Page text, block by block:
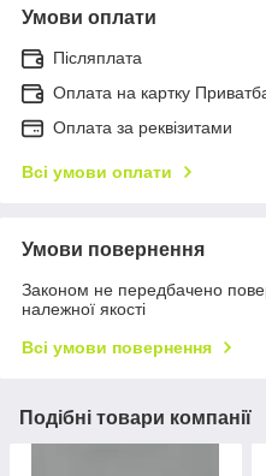
Умови оплати
Післяплата
Оплата на картку
Оплата за реквізитами
Всі умови оплати
Умови повернення
Законом не передбачено
належної якості
Всі умови повернення
Подібні товари компанії